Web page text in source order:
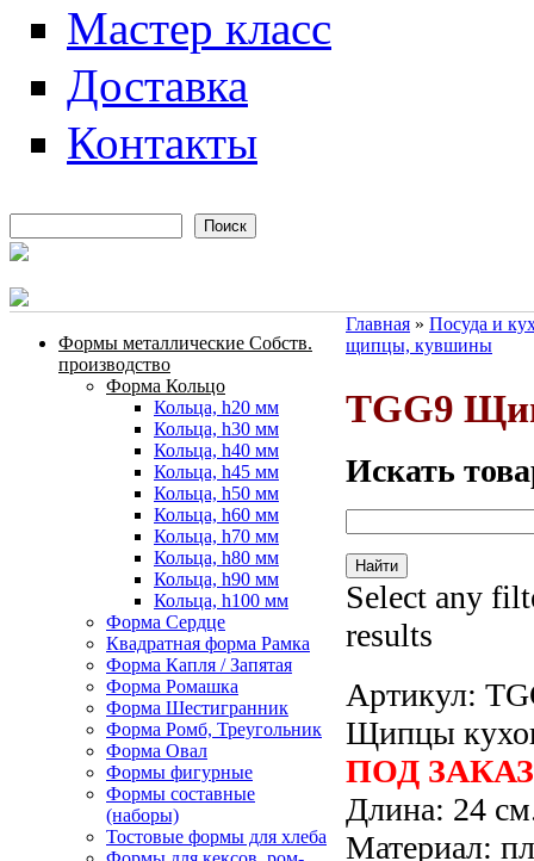
Мастер класс
Доставка
Контакты
Форма поиска
Формы металлические Собств.
производство
Форма Кольцо
Кольца, h20 мм
Кольца, h30 мм
Кольца, h40 мм
Кольца, h45 мм
Кольца, h50 мм
Кольца, h60 мм
Кольца, h70 мм
Кольца, h80 мм
Кольца, h90 мм
Кольца, h100 мм
Форма Сердце
Квадратная форма Рамка
Форма Капля / Запятая
Форма Ромашка
Форма Шестигранник
Форма Ромб, Треугольник
Форма Овал
Формы фигурные
Формы составные
(наборы)
Тостовые формы для хлеба
Вы здесь
Главная » Посуда и
щипцы, кувшины
TGG9
Искать
Select any
results
Артикул:
Щипцы
ПОД ЗАКАЗ
Длина: 24
Материал: